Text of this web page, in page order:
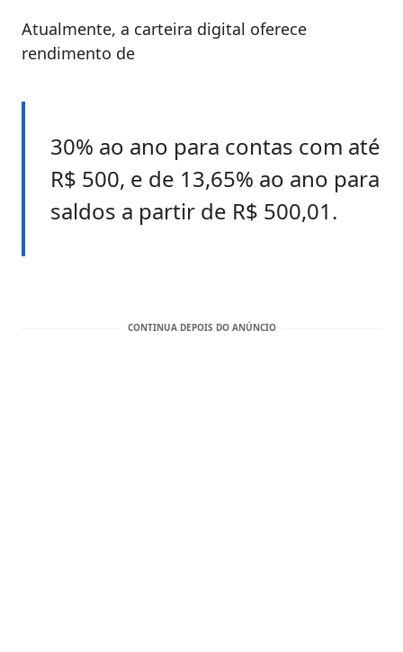
Atualmente, a carteira digital oferece
rendimento de
30% ao ano para contas com até
R$ 500, e de 13,65% ao ano para
saldos a partir de R$ 500,01.